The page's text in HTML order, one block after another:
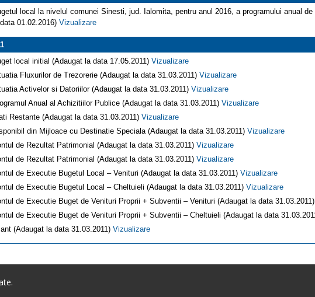
local la nivelul comunei Sinesti, jud. Ialomita, pentru anul 2016, a programului anual
01.02.2016) Vizualizare
local initial (Adaugat la data 17.05.2011) Vizualizare
Fluxurilor de Trezorerie (Adaugat la data 31.03.2011) Vizualizare
Activelor si Datoriilor (Adaugat la data 31.03.2011) Vizualizare
Anual al Achizitiilor Publice (Adaugat la data 31.03.2011) Vizualizare
Restante (Adaugat la data 31.03.2011) Vizualizare
din Mijloace cu Destinatie Speciala (Adaugat la data 31.03.2011) Vizualizare
de Rezultat Patrimonial (Adaugat la data 31.03.2011) Vizualizare
de Rezultat Patrimonial (Adaugat la data 31.03.2011) Vizualizare
de Executie Bugetul Local – Venituri (Adaugat la data 31.03.2011) Vizualizare
de Executie Bugetul Local – Cheltuieli (Adaugat la data 31.03.2011) Vizualizare
de Executie Buget de Venituri Proprii + Subventii – Venituri (Adaugat la data 31.03.2011)
de Executie Buget de Venituri Proprii + Subventii – Cheltuieli (Adaugat la data
(Adaugat la data 31.03.2011) Vizualizare